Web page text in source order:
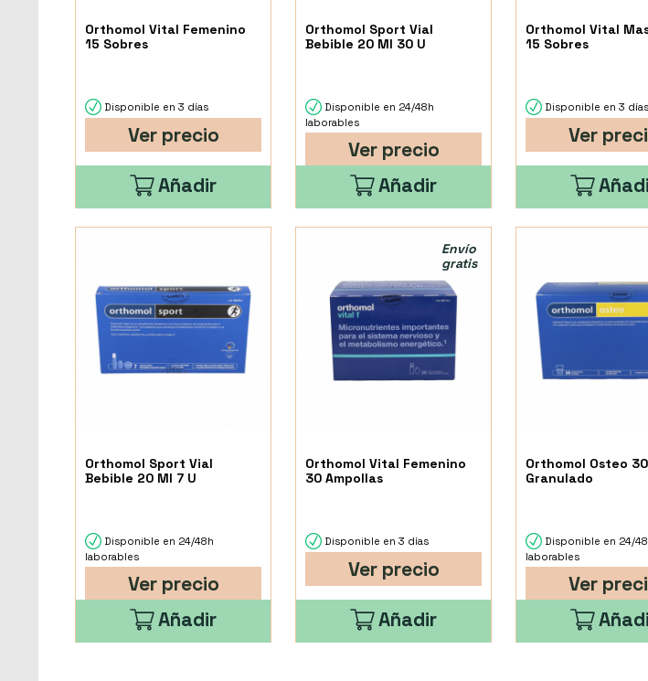
Orthomol Vital Femenino
15 Sobres
Disponible en 3 días
Ver precio
Añadir
Orthomol Sport Vial
Bebible 20 Ml 30 U
Disponible en 24/48h
laborables
Ver precio
Añadir
Orthomol Vital
15 Sobres
Disponible en 3 días
Ver
Orthomol Sport Vial
Bebible 20 Ml 7 U
Disponible en 24/48h
laborables
Ver precio
Añadir
Orthomol Vital Femenino
30 Ampollas
Envío
gratis
Disponible en 3 días
Ver precio
Añadir
Orthomol Osteo
Granulado
Disponible en 24/
laborables
Ver